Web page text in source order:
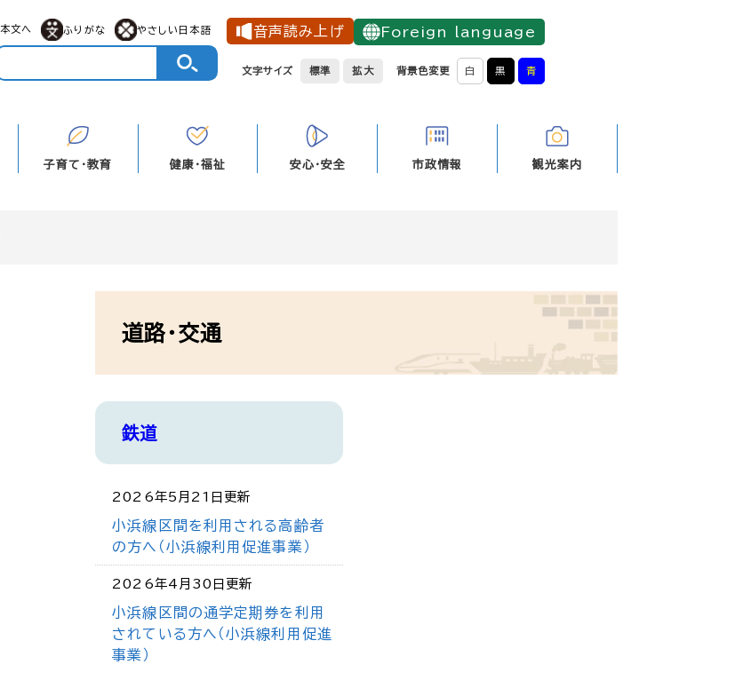
メニューを飛ばして本文へ
本文へ ふりがな やさしい日本語 音声読み上げ Foreign language
文字サイズ 標準 拡大 背景色変更 白 黒 青
子育て・教育 健康・福祉 安心・安全 市政情報 観光案内
道路・交通
鉄道
2026年5月21日更新
小浜線区間を利用される高齢者
の方へ（小浜線利用促進事業）
2026年4月30日更新
小浜線区間の通学定期券を利用
されている方へ（小浜線利用促進
事業）